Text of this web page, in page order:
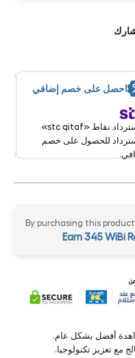
احصل على خصم إضافي
الاسترداد نقاط «stc qitaf»
للحصول على خصم
By purchasing this product
Earn 345 WiBi